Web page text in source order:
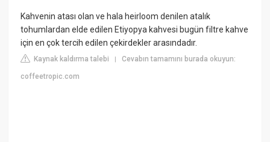
Kahvenin atası olan ve hala heirloom denilen atalık
tohumlardan elde edilen Etiyopya kahvesi bugün filtre kahve
için en çok tercih edilen çekirdekler arasındadır.
Kaynak kaldırma talebi |Cevabın tamamını burada okuyun:
coffeetropic.com